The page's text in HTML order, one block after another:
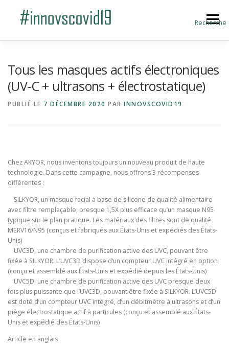
Recherche
Menu
Tous les masques actifs électroniques
(UV-C + ultrasons + électrostatique)
PUBLIÉ LE 7 DÉCEMBRE 2020 PAR INNOVSCOVID19
Chez AKYOR, nous inventons toujours un nouveau produit de haute
technologie. Dans cette campagne, nous offrons 3 récompenses
différentes :
SILKYOR, un masque facial à base de silicone de qualité alimentaire
avec filtre remplaçable, presque 1,5X plus efficace qu’un masque N95
typique sur le plan pratique. Les matériaux des filtres sont de qualité
MERV16/N95 (conçus et fabriqués aux États-Unis et expédiés des États-
Unis)
UVC3D, une chambre de purification active des UVC, pouvant être
fixée à SILKYOR. L’UVC3D dispose d’un compteur UVC intégré en option
(conçu et assemblé aux États-Unis et expédié depuis les États-Unis)
UVC5D, une chambre de purification active des UVC presque deux
fois plus puissante que l’UVC3D, pouvant être fixée à SILKYOR. L’UVC5D
est doté d’un compteur UVC intégré, d’un débitmètre à ultrasons et d’un
piège électrostatique actif à particules (conçu et assemblé aux États-
Unis et expédié des États-Unis)
Article en anglais